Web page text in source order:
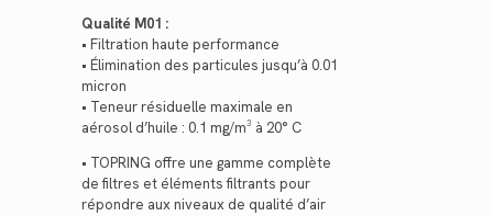
Qualité M01 :
• Filtration haute performance
• Élimination des particules jusqu’à 0.01
micron
• Teneur résiduelle maximale en
aérosol d’huile : 0.1 mg/m³ à 20° C
• TOPRING offre une gamme complète
de filtres et éléments filtrants pour
répondre aux niveaux de qualité d’air